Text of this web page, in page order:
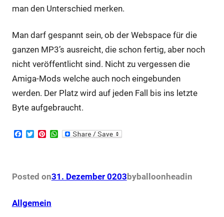
man den Unterschied merken.
Man darf gespannt sein, ob der Webspace für die
ganzen MP3’s ausreicht, die schon fertig, aber noch
nicht veröffentlicht sind. Nicht zu vergessen die
Amiga-Mods welche auch noch eingebunden
werden. Der Platz wird auf jeden Fall bis ins letzte
Byte aufgebraucht.
F
o
o
T
e
r
P
r
e
t
W
A
p
Posted on31. Dezember 0203 byballoonhead in
Allgemein